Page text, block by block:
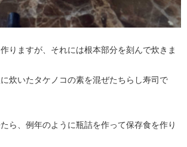
りますが、それには根本部分を刻んで炊きま
炊いたタケノコの素を混ぜたちらし寿司で
ら、例年のように瓶詰を作って保存食を作り